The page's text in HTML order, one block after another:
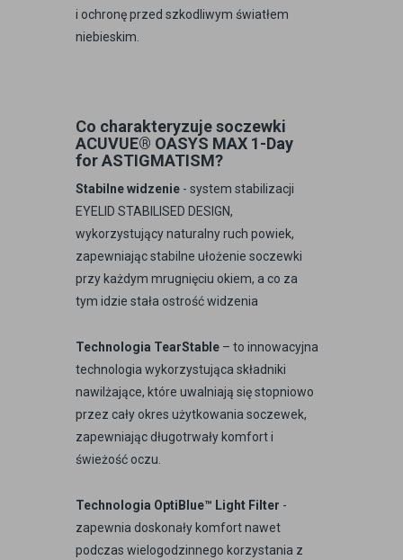
i ochronę przed szkodliwym światłem
niebieskim.
Co charakteryzuje soczewki
ACUVUE® OASYS MAX 1-Day
for ASTIGMATISM?
Stabilne widzenie - system stabilizacji
EYELID STABILISED DESIGN,
wykorzystujący naturalny ruch powiek,
zapewniając stabilne ułożenie soczewki
przy każdym mrugnięciu okiem, a co za
tym idzie stała ostrość widzenia
Technologia TearStable – to innowacyjna
technologia wykorzystująca składniki
nawilżające, które uwalniają się stopniowo
przez cały okres użytkowania soczewek,
zapewniając długotrwały komfort i
świeżość oczu.
Technologia OptiBlue™ Light Filter -
zapewnia doskonały komfort nawet
podczas wielogodzinnego korzystania z